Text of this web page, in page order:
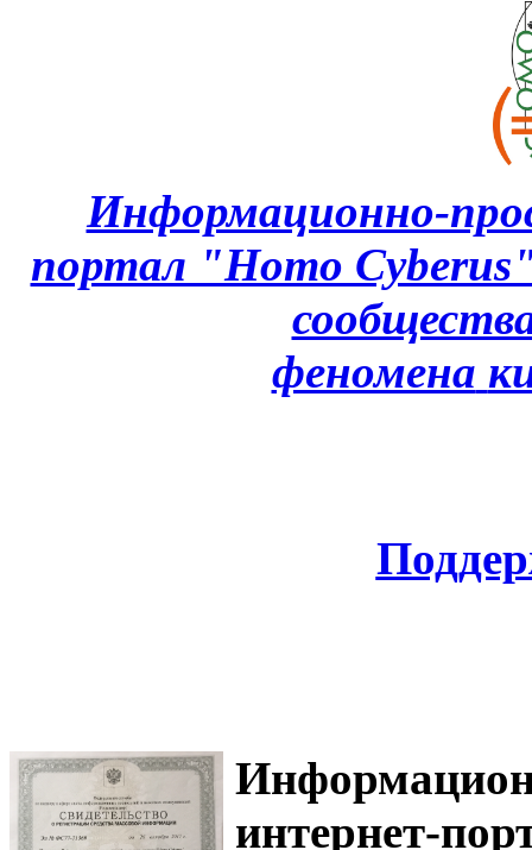
Информационно-
портал "Homo
феномена
интернет-